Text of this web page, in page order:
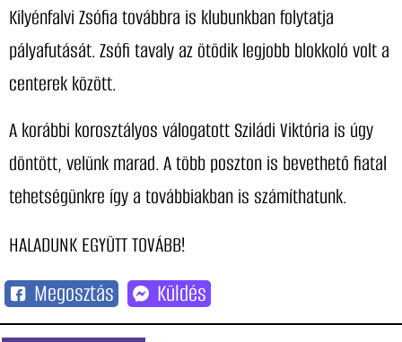
Kilyénfalvi Zsófia továbbra is klubunkban folytatja
pályafutását. Zsófi tavaly az ötödik legjobb blokkoló volt a
centerek között.
A korábbi korosztályos válogatott Sziládi Viktória is úgy
döntött, velünk marad. A több poszton is bevethető fiatal
tehetségünkre így a továbbiakban is számíthatunk.
HALADUNK EGYÜTT TOVÁBB!
Megosztás Küldés